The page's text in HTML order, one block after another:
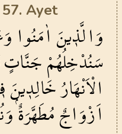
Ayet
وَالَّذ۪ينَ اٰمَنُوا
سَنُدْخِلُهُمْجَنَّاتٍ
الْاَنْهَارُخَالِد۪ينَ
اَزْوَاجٌمُطَهَّرَةٌۘ